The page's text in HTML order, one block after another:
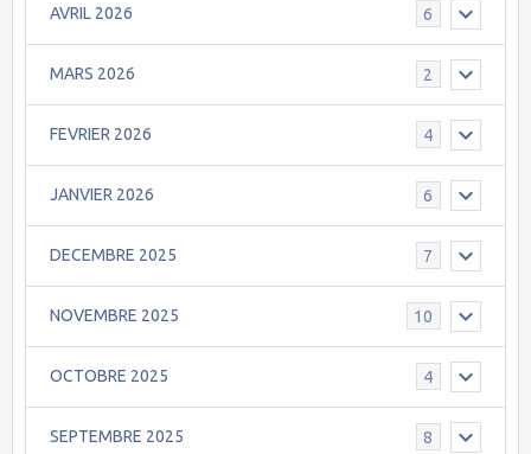
AVRIL 2026 6
MARS 2026 2
FEVRIER 2026 4
JANVIER 2026 6
DECEMBRE 2025 7
NOVEMBRE 2025 10
OCTOBRE 2025 4
SEPTEMBRE 2025 8